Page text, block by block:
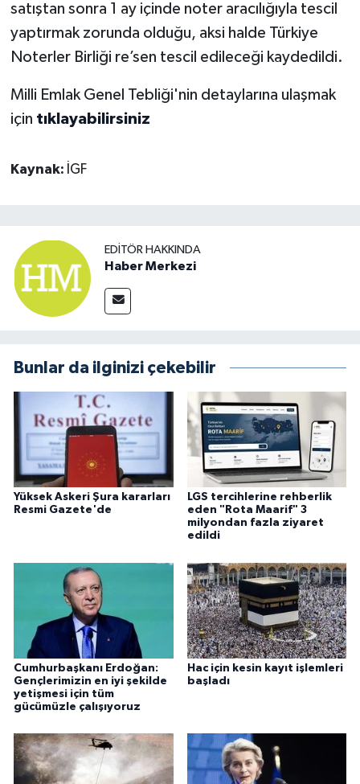
satıştan sonra 1 ay içinde noter aracılığıyla tescil
yaptırmak zorunda olduğu, aksi halde Türkiye
Noterler Birliği re’sen tescil edileceği kaydedildi.
Milli Emlak Genel Tebliği'nin detaylarına ulaşmak
için tıklayabilirsiniz
Kaynak: İGF
EDITÖR HAKKINDA
Haber Merkezi
Bunlar da ilginizi çekebilir
Yüksek Askeri Şura kararları
Resmi Gazete'de
LGS tercihlerine rehberlik
eden "Rota Maarif" 3
milyondan fazla ziyaret
edildi
Cumhurbaşkanı Erdoğan:
Gençlerimizin en iyi şekilde
yetişmesi için tüm
gücümüzle çalışıyoruz
Hac için kesin kayıt işlemleri
başladı